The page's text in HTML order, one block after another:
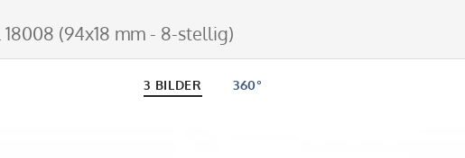
(94x18 mm - 8-stellig)
3 BILDER 360°